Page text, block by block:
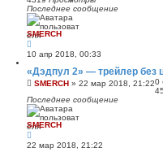
Последнее сообщение
SMERCH
10 апр 2018, 00:33
«Дэдпул 2» — трейлер без
SMERCH » 22 мар 2018, 21:220
Последнее сообщение
SMERCH
22 мар 2018, 21:22